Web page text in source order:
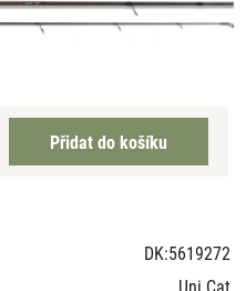
DK:5619272